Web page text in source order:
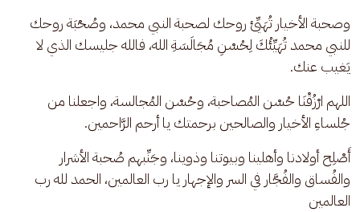
وصحبة الأخيار تُهَيِّئ روحك لصحبة النبي محمد، وصُحْبَة روحك
للنبي محمد تُهَيِّئُكَ لِحُسْنِ مُجَالَسَةِ الله، فالله جليسك الذي لا
يَغيب عنك.
اللهم ارْزُقْنَا حُسْن المُصاحبة، وحُسْن المُجالسة، واجعلنا من
جُلساءِ الأخيار والصالحين برحمتك يا أرحم الرَّاحمين.
أَصْلِح أولادنا وأهلينا وبيوتنا وذوينا، وجَنِّبهم صُحبة الأشرار
والفُساق والفُجَّار في السر والإجهار يا رب العالمين، الحمد لله رب
العالمين